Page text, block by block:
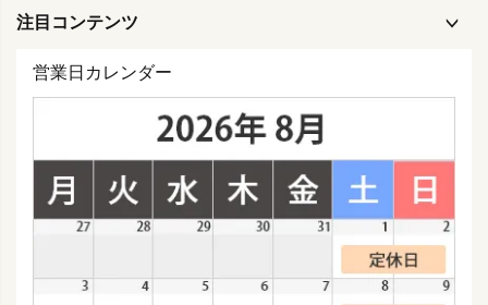
注目コンテンツ
営業日カレンダー